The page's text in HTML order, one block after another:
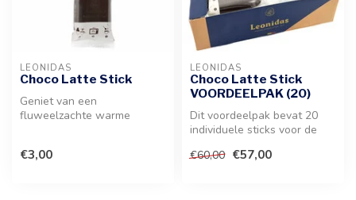
LEONIDAS
Choco Latte Stick
Geniet van een
fluweelzachte warme
€3,00
LEONIDAS
Choco Latte Stick
VOORDEELPAK (20)
Dit voordeelpak bevat 20
individuele sticks voor de
war...
€60,00 €57,00